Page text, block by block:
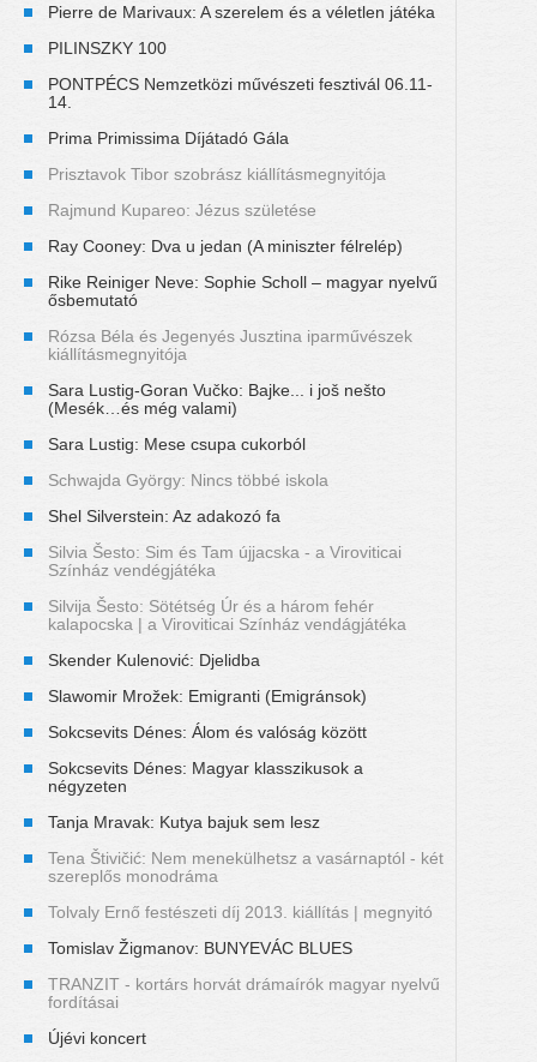
Pierre de Marivaux: A szerelem és a véletlen játéka
PILINSZKY 100
PONTPÉCS Nemzetközi művészeti fesztivál 06.11-
14.
Prima Primissima Díjátadó Gála
Prisztavok Tibor szobrász kiállításmegnyitója
Rajmund Kupareo: Jézus születése
Ray Cooney: Dva u jedan (A miniszter félrelép)
Rike Reiniger Neve: Sophie Scholl – magyar nyelvű
ősbemutató
Rózsa Béla és Jegenyés Jusztina iparművészek
kiállításmegnyitója
Sara Lustig-Goran Vučko: Bajke... i još nešto
(Mesék…és még valami)
Sara Lustig: Mese csupa cukorból
Schwajda György: Nincs többé iskola
Shel Silverstein: Az adakozó fa
Silvia Šesto: Sim és Tam újjacska - a Viroviticai
Színház vendégjátéka
Silvija Šesto: Sötétség Úr és a három fehér
kalapocska | a Viroviticai Színház vendágjátéka
Skender Kulenović: Djelidba
Slawomir Mrožek: Emigranti (Emigránsok)
Sokcsevits Dénes: Álom és valóság között
Sokcsevits Dénes: Magyar klasszikusok a
négyzeten
Tanja Mravak: Kutya bajuk sem lesz
Tena Štivičić: Nem menekülhetsz a vasárnaptól - két
szereplős monodráma
Tolvaly Ernő festészeti díj 2013. kiállítás | megnyitó
Tomislav Žigmanov: BUNYEVÁC BLUES
TRANZIT - kortárs horvát drámaírók magyar nyelvű
fordításai
Újévi koncert